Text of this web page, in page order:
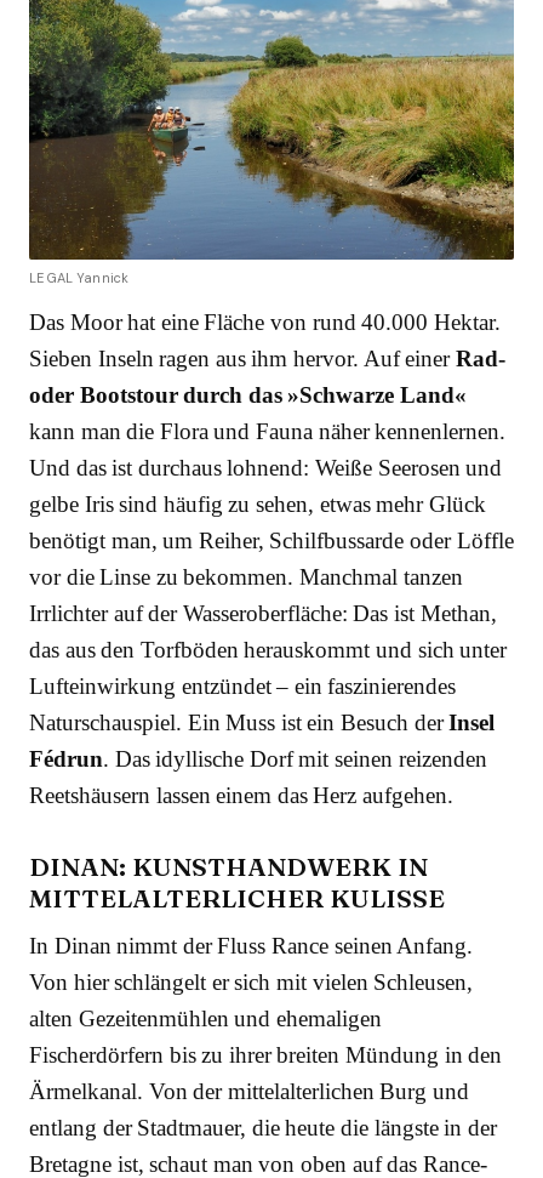
LE GAL Yannick
Das Moor hat eine Fläche von rund 40.000 Hektar.
Sieben Inseln ragen aus ihm hervor. Auf einerRad-
oder Bootstour durch das »Schwarze Land«
kann man die Flora und Fauna näher kennenlernen.
Und das ist durchaus lohnend: Weiße Seerosen und
gelbe Iris sind häufig zu sehen, etwas mehr Glück
benötigt man, um Reiher, Schilfbussarde oder Löffle
vor die Linse zu bekommen. Manchmal tanzen
Irrlichter auf der Wasseroberfläche: Das ist Methan,
das aus den Torfböden herauskommt und sich unter
Lufteinwirkung entzündet – ein faszinierendes
Naturschauspiel. Ein Muss ist ein Besuch derInsel
Fédrun. Das idyllische Dorf mit seinen reizenden
Reetshäusern lassen einem das Herz aufgehen.
DINAN: KUNSTHANDWERK IN
MITTELALTERLICHER KULISSE
In Dinan nimmt der Fluss Rance seinen Anfang.
Von hier schlängelt er sich mit vielen Schleusen,
alten Gezeitenmühlen und ehemaligen
Fischerdörfern bis zu ihrer breiten Mündung in den
Ärmelkanal. Von der mittelalterlichen Burg und
entlang der Stadtmauer, die heute die längste in der
Bretagne ist, schaut man von oben auf das Rance-